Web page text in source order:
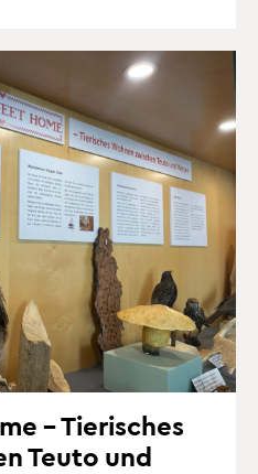
– Tie­ri­sches
Teuto und